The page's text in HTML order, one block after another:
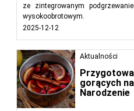
ze zintegrowanym
wysokoobrotowym.
2025-12-12
Aktualności
gorących
Narodzenie